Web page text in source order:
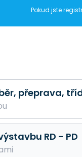
Pokud jste
přeprava,
RD - PD